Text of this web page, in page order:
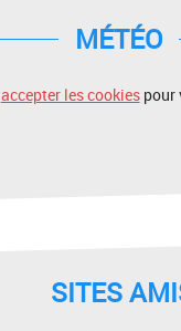
MÉTÉO
accepter les cookiespour
SITES